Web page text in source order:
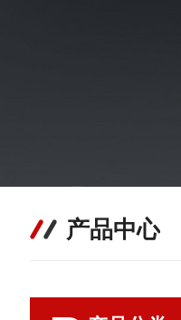
产品中心